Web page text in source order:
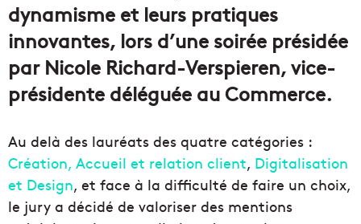
dynamisme et leurs pratiques
innovantes, lors d’une soirée présidée
par Nicole Richard-Verspieren, vice-
présidente déléguée au Commerce.
Au delà des lauréats des quatre catégories :
Création, Accueil et relation client, Digitalisation
et Design, et face à la difficulté de faire un choix,
le jury a décidé de valoriser des mentions